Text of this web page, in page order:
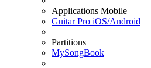
Applications Mobile
Guitar Pro iOS/Android
Partitions
MySongBook